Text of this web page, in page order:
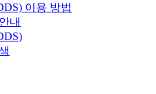
이용 방법
내